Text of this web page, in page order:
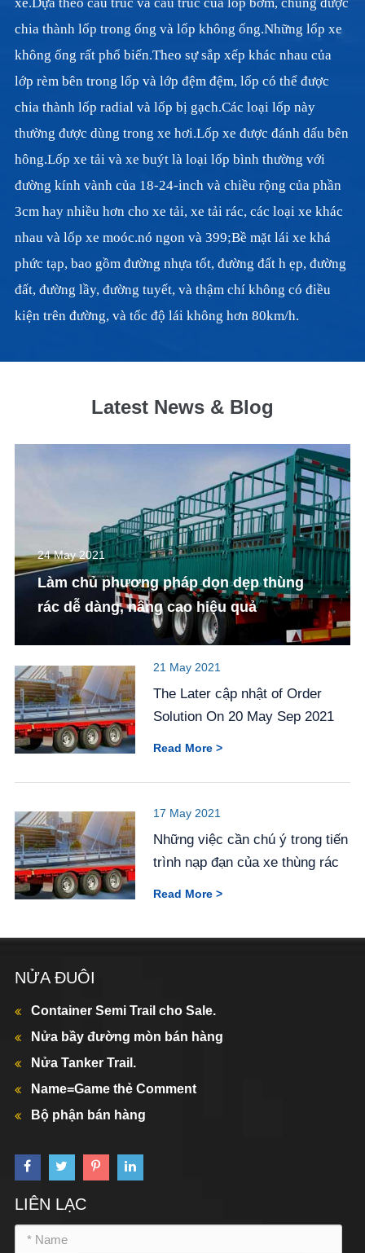
chia thành lốp trong ống và lốp không ống.Những lốp xe
không ống rất phổ biến.Theo sự sắp xếp khác nhau của
lớp rèm bên trong lốp và lớp đệm đệm, lốp có thể được
chia thành lốp radial và lốp bị gạch.Các loại lốp này
thường được dùng trong xe hơi.Lốp xe được đánh dấu bên
hông.Lốp xe tải và xe buýt là loại lốp bình thường với
đường kính vành của 18-24-inch và chiều rộng của phần
3cm hay nhiều hơn cho xe tải, xe tải rác, các loại xe khác
nhau và lốp xe moóc.nó ngon và 399;Bề mặt lái xe khá
phức tạp, bao gồm đường nhựa tốt, đường đất h ẹp, đường
đất, đường lầy, đường tuyết, và thậm chí không có điều
kiện trên đường, và tốc độ lái không hơn 80km/h.
Latest News & Blog
24 May 2021
Làm chủ phương pháp dọn dẹp thùng
rác dễ dàng, nâng cao hiệu quả
21 May 2021
The Later cập nhật of Order
Solution On 20 May Sep 2021
Read More >
17 May 2021
Những việc cần chú ý trong tiến
trình nạp đạn của xe thùng rác
Read More >
NỬA ĐUÔI
Container Semi Trail cho Sale.
Nửa bầy đường mòn bán hàng
Nửa Tanker Trail.
Name=Game thẻ Comment
Bộ phận bán hàng
LIÊN LẠC